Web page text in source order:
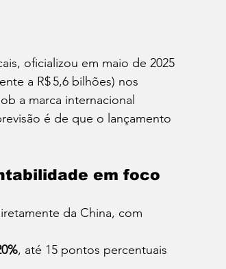
oficializou em maio de 2025
a R$ 5,6 bilhões) nos
a marca internacional
é de que o lançamento
em foco
da China, com
, até 15 pontos percentuais